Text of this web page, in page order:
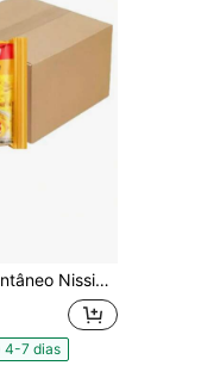
85g – Caixa com 50 Unidades
4-7 dias